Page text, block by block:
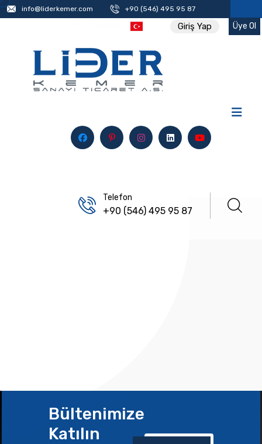
info@liderkemer.com +90 (546) 495 95 87
Giriş Yap Üye Ol
Telefon
+90 (546) 495 95 87
Bültenimize
Katılın